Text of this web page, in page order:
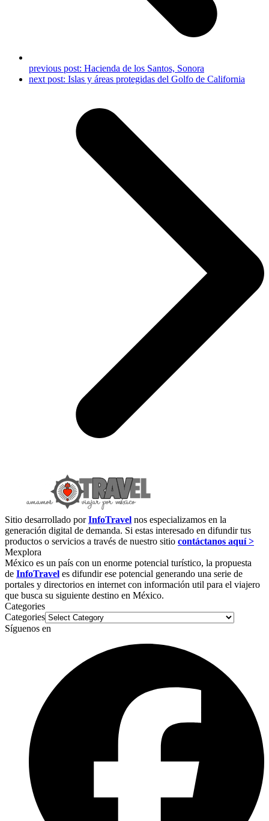
previous post: Hacienda de los Santos, Sonora
next post: Islas y áreas protegidas del Golfo de California
Sitio desarrollado porInfoTravel nos especializamos en la
generación digital de demanda. Si estas interesado en difundir tus
productos o servicios a través de nuestro sitio contáctanos aquí >
Mexplora
México es un país con un enorme potencial turístico, la propuesta
de InfoTravel es difundir ese potencial generando una serie de
portales y directorios en internet con información util para el viajero
que busca su siguiente destino en México.
Categories
Categories
Síguenos en